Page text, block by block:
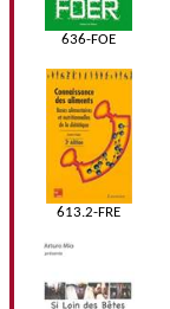
636-FOE
613.2-FRE